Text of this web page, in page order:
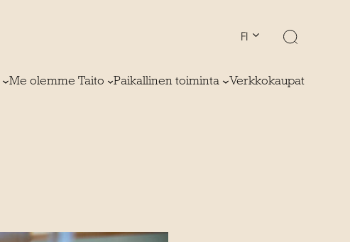
FI
Me olemme Taito Paikallinen toiminta Verkkokaupat